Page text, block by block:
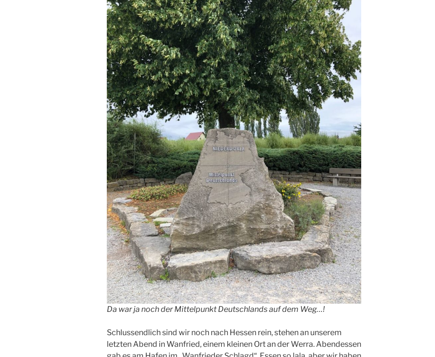
Da war ja noch der Mittelpunkt Deutschlands auf dem Weg…!
Schlussendlich sind wir noch nach Hessen rein, stehen an unserem
letzten Abend in Wanfried, einem kleinen Ort an der Werra. Abendessen